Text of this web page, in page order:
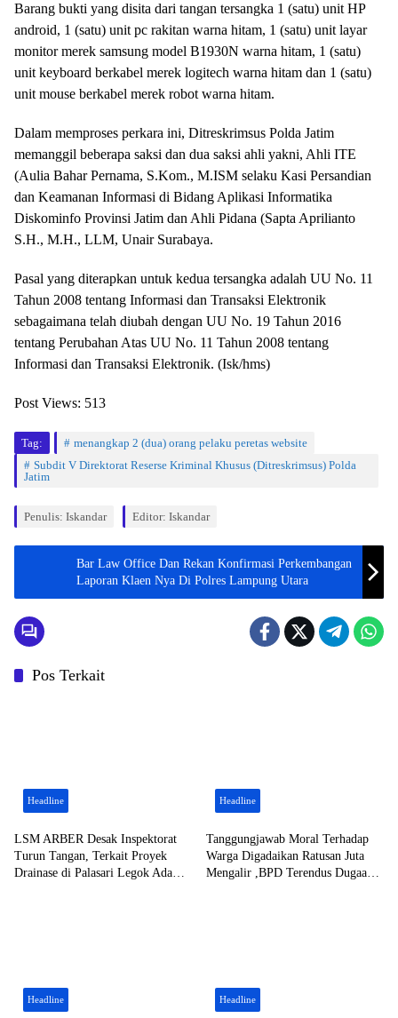
Barang bukti yang disita dari tangan tersangka 1 (satu) unit HP
android, 1 (satu) unit pc rakitan warna hitam, 1 (satu) unit layar
monitor merek samsung model B1930N warna hitam, 1 (satu)
unit keyboard berkabel merek logitech warna hitam dan 1 (satu)
unit mouse berkabel merek robot warna hitam.
Dalam memproses perkara ini, Ditreskrimsus Polda Jatim
memanggil beberapa saksi dan dua saksi ahli yakni, Ahli ITE
(Aulia Bahar Pernama, S.Kom., M.ISM selaku Kasi Persandian
dan Keamanan Informasi di Bidang Aplikasi Informatika
Diskominfo Provinsi Jatim dan Ahli Pidana (Sapta Aprilianto
S.H., M.H., LLM, Unair Surabaya.
Pasal yang diterapkan untuk kedua tersangka adalah UU No. 11
Tahun 2008 tentang Informasi dan Transaksi Elektronik
sebagaimana telah diubah dengan UU No. 19 Tahun 2016
tentang Perubahan Atas UU No. 11 Tahun 2008 tentang
Informasi dan Transaksi Elektronik. (Isk/hms)
Post Views: 513
Tag:
menangkap 2 (dua) orang pelaku peretas website
Subdit V Direktorat Reserse Kriminal Khusus (Ditreskrimsus) Polda
Jatim
Penulis: Iskandar Editor: Iskandar
Bar Law Office Dan Rekan Konfirmasi Perkembangan
Laporan Klaen Nya Di Polres Lampung Utara
Pos Terkait
Headline
LSM ARBER Desak Inspektorat
Turun Tangan, Terkait Proyek
Drainase di Palasari Legok Ada
Headline
Tanggungjawab Moral Terhadap
Warga Digadaikan Ratusan Juta
Mengalir ,BPD Terendus Dugaan
Headline Headline